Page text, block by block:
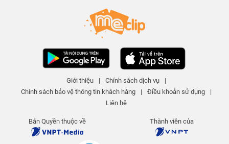
Giới thiệu | Chính sách dịch vụ
|
Chính sách bảo vệ thông tin khách hàng
| Điều khoản sử dụng
|
Liên hệ
Bản Quyền thuộc về Thành viên của